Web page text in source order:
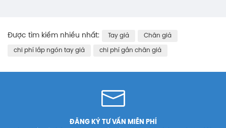
Được tìm kiếm nhiều nhất: Tay giả Chân giả
chi phí lắp ngón tay giả chi phí gắn chân giả
ĐĂNG KÝ TƯ VẤN MIỄN PHÍ